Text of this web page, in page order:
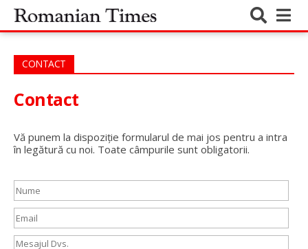
CONTACT
Contact
Vă punem la dispoziție formularul de mai jos pentru a intra
în legătură cu noi. Toate câmpurile sunt obligatorii.